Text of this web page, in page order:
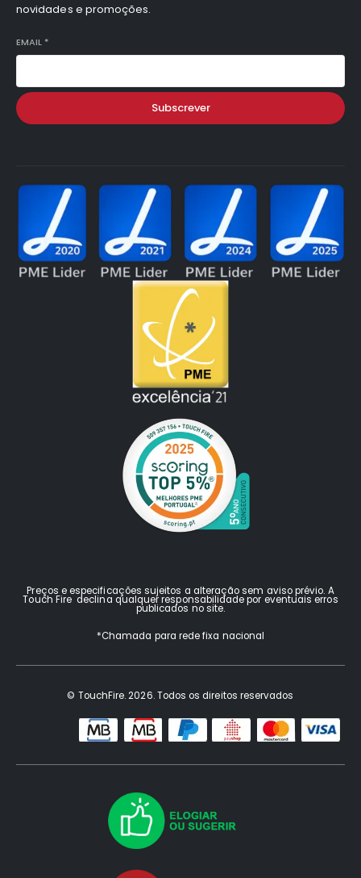
novidades e promoções.
EMAIL *
Subscrever
Preços e especificações sujeitos a alteração sem aviso prévio. A
Touch Fire declina qualquer responsabilidade por eventuais erros
publicados no site.
*Chamada para rede fixa nacional
© TouchFire. 2026. Todos os direitos reservados